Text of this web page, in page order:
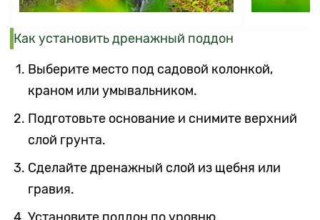
Как установить дренажный поддон
Выберите место под садовой колонкой,
краном или умывальником.
Подготовьте основание и снимите верхний
слой грунта.
Сделайте дренажный слой из щебня или
гравия.
Установите поддон по уровню.